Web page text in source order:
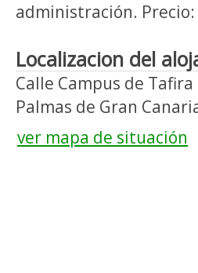
administración. Precio:
Localizacion del
Calle Campus de
Palmas de Gran
ver mapa de situación